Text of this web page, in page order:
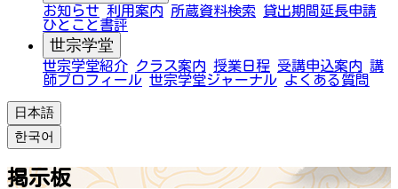
お知らせ 利用案内 所蔵資料検索
貸出期間延長申請
ひとこと書評
世宗学堂
世宗学堂紹介 クラス案内 授業日程 受講申込案内 講
師プロフィール 世宗学堂ジャーナル よくある質問
日本語
한국어
掲示板